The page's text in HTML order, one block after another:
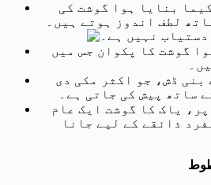
بنایا ہوا گوشت کی
لطف اندوز ہوتے ہیں۔
گوشت کا پکوان جس میں
بنی ڈش، جو اکثر مکی دی
ساتھ پیش کی جاتی ہے۔
یاک کا گوشت ایک عام
ذائقے کے لیے جانا